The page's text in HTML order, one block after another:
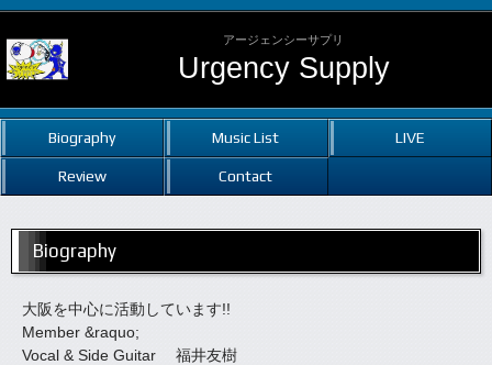
アージェンシーサプリ
Urgency Supply
Biography Music List LIVE
Review Contact
Biography
大阪を中心に活動しています!!
Member &raquo;
Vocal & Side Guitar 福井友樹